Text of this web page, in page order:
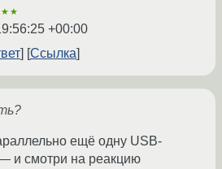
+00:00
Ссылка
ещё одну USB-
и смотри на реакцию